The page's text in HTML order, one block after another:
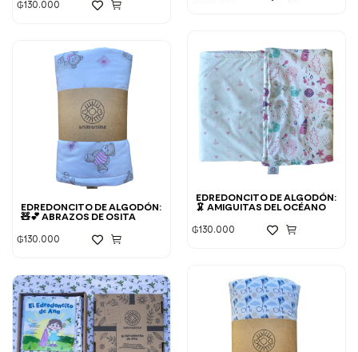
₲130.000
EDREDONCITO DE ALGODÓN:
🦑 AMIGUITAS DEL OCÉANO
₲130.000
EDREDONCITO DE ALGODÓN:
🧸💕 ABRAZOS DE OSITA
₲130.000